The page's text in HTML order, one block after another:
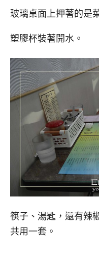
玻璃桌面上押著的是
塑膠杯裝著開水。
筷子、湯匙，還有辣
共用一套。